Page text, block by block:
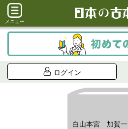
メニュー
ログイン
白山本宮 加賀一